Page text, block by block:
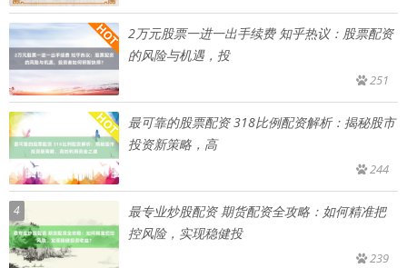
2万元股票一进一出手续费 知乎热议：股票配资
的风险与机遇，投
251
最可靠的股票配资 318比例配资解析：揭秘股市
投资新策略，高
244
4
最专业炒股配资 期货配资全攻略：如何精准把
控风险，实现稳健投
239